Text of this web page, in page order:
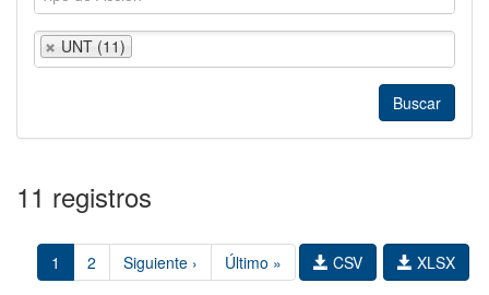
UNT (11)
11 registros
1 2 Siguiente › Último » XLSX
CSV